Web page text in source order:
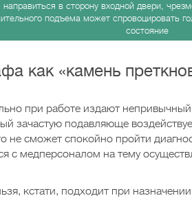
направиться в сторону входной двери,
подъема может спровоцировать
состояние
как «камень
при работе издают
зачастую подавляюще
не сможет спокойно пройти
с медперсоналом на тему
кстати, подходит при